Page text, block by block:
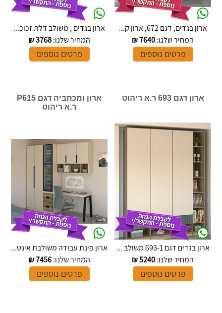
ארון בגדים, דגם 672, ארון ק...
המחיר שלנו:7640
₪
פרטים נוספים
ארון בגדים , משולב דלת זכוכ...
המחיר שלנו:3768
₪
פרטים נוספים
ארון דגם 693 ר.א ריהוט
ארון בגדים דגם 693-1 משולב ...
המחיר שלנו:5240
₪
פרטים נוספים
ארון ומכתביה דגם P615
ר.א ריהוט
ארון פינת עבודה משולבת אינט...
המחיר שלנו:7456
₪
פרטים נוספים